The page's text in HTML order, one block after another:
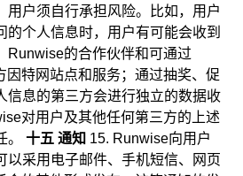
用户须自行承担风险。比如，用户
的个人信息时，用户有可能会收到
Runwise的合作伙伴和可通过
因特网站点和服务；通过抽奖、促
信息的第三方会进行独立的数据收
对用户及其他任何第三方的上述
。 十五 通知 15. Runwise向用户
以采用电子邮件、手机短信、网页